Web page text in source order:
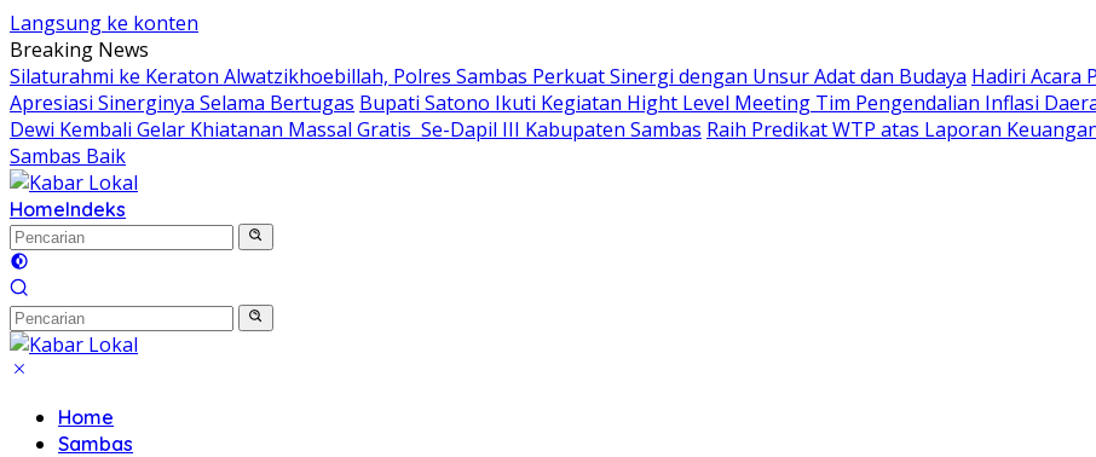
Langsung ke konten
Breaking News
Silaturahmi ke Keraton Alwatzikhoebillah, Polres Sambas Perkuat Sinergi dengan Unsur Adat dan Budaya Hadiri Acara
Apresiasi Sinerginya Selama Bertugas Bupati Satono Ikuti Kegiatan Hight Level Meeting Tim Pengendalian Inflasi
Dewi Kembali Gelar Khiatanan Massal Gratis Se-Dapil III Kabupaten Sambas Raih Predikat WTP atas Laporan
Sambas Baik
HomeIndeks
Home
Sambas